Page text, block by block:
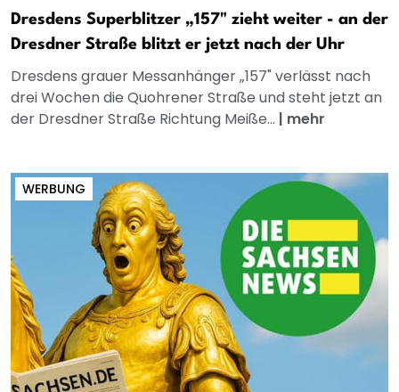
Dresdens Superblitzer „157" zieht weiter - an der
Dresdner Straße blitzt er jetzt nach der Uhr
Dresdens grauer Messanhänger „157" verlässt nach
drei Wochen die Quohrener Straße und steht jetzt an
der Dresdner Straße Richtung Meiße... | mehr
WERBUNG